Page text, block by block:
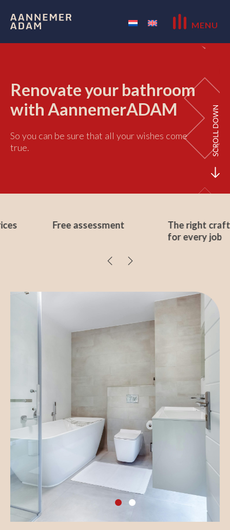
MENU
Renovate your bathroom
with AannemerADAM
So you can be sure that all your wishes come
true.
Free assessment
The right craftsman
for every job